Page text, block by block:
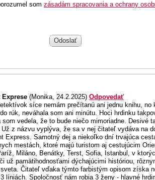
som zásadám spracovania a ochrany
Odoslať
(Monika, 24.2.2025) Odpovedať
síce nemám prečítanú ani jednu knihu,
rúk, neváhala som ani minútu. Hoci hrdinku
vedela, že to bude niečo mimoriadne. Desivé
z názvu vyplýva, že sa v nej čitateľ vydáva na
Express. Samotný dej a niekoľko dní trvajúca
mestách, ktoré majú turistom aj cestujúcim
Miláno, Benátky, Terst, Sofia, Istanbul, v
už pamätihodnosťami dýchajúcimi históriou,
Čitateľ vďaka týmto farbistým opisom získa
líniách. Spoločnosť nám robia 3 ženy - hlavné